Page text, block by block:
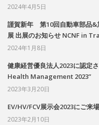
2024年4月5日
謹賀新年 第10回自動車部品&
展 出展のお知らせ NCNF in
2024年1月8日
健康経営優良法人2023に認
Health Management 2023”
2023年3月20日
EV/HV/FCV展示会2023にご来
2023年2月10日